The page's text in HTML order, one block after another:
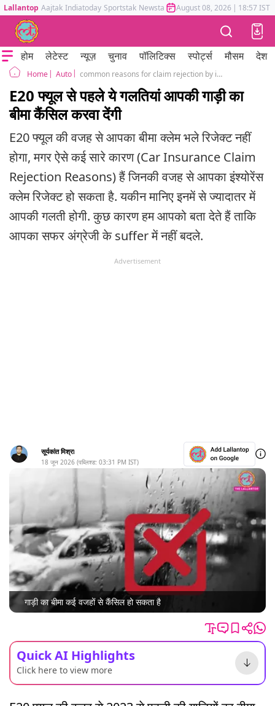
Lallantop Aajtak Indiatoday Sportstak Newstak Mumbai Tak Astrotak
August 08, 2026 | 18:57 IST
होम लेटेस्ट न्यूज़ चुनाव पॉलिटिक्स स्पोर्ट्स मौसम देश
Home Auto common reasons for claim rejection by insurer
E20 फ्यूल से पहले ये गलतियां आपकी गाड़ी का
बीमा कैंसिल करवा देंगी
E20 फ्यूल की वजह से आपका बीमा क्लेम भले रिजेक्ट नहीं
होगा, मगर ऐसे कई सारे कारण (Car Insurance Claim
Rejection Reasons) हैं जिनकी वजह से आपका इंश्योरेंस
क्लेम रिजेक्ट हो सकता है. यकीन मानिए इनमें से ज्यादातर में
आपकी गलती होगी. कुछ कारण हम आपको बता देते हैं ताकि
आपका सफर अंग्रेजी के suffer में नहीं बदले.
Advertisement
सूर्यकांत मिश्रा
18 जून 2026 (पब्लिश्ड: 03:31 PM IST)
गाड़ी का बीमा कई वजहों से कैंसिल हो सकता है
Quick AI Highlights
Click here to view more